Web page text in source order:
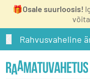
🎁Osale suurloosis!
võita.